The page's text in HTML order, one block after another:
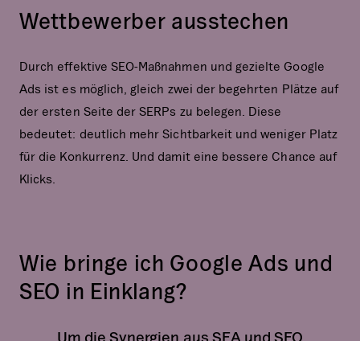
Wettbewerber ausstechen
Durch effektive SEO-Maßnahmen und gezielte Google
Ads ist es möglich, gleich zwei der begehrten Plätze auf
der ersten Seite der SERPs zu belegen. Diese
bedeutet: deutlich mehr Sichtbarkeit und weniger Platz
für die Konkurrenz. Und damit eine bessere Chance auf
Klicks.
Wie bringe ich Google Ads und
SEO in Einklang?
Um die Synergien aus SEA und SEO